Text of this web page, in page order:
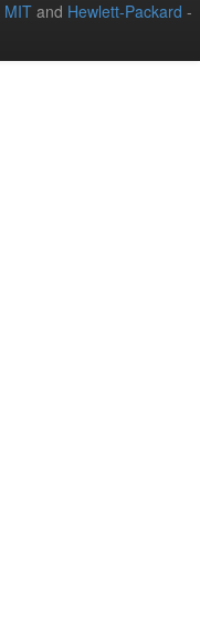
MIT and Hewlett-Packard -